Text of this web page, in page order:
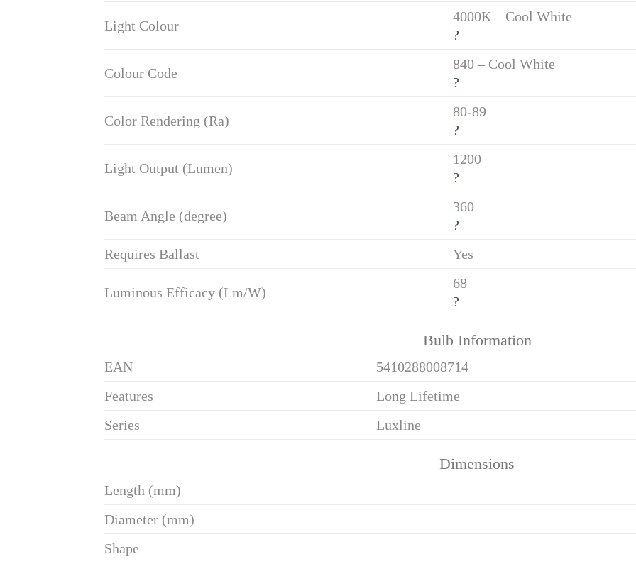
Light Colour
4000K – Cool White
?
Colour Code
840 – Cool White
?
Color Rendering (Ra)
80-89
?
Light Output (Lumen)
1200
?
Beam Angle (degree)
360
?
Requires Ballast
Yes
Luminous Efficacy (Lm/W)
68
?
Bulb Information
EAN
5410288008714
Features
Long Lifetime
Series
Luxline
Dimensions
Length (mm)
Diameter (mm)
Shape